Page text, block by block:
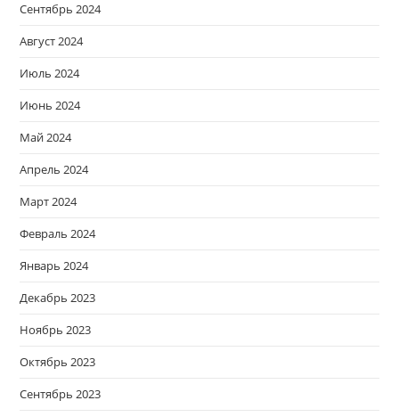
Сентябрь 2024
Август 2024
Июль 2024
Июнь 2024
Май 2024
Апрель 2024
Март 2024
Февраль 2024
Январь 2024
Декабрь 2023
Ноябрь 2023
Октябрь 2023
Сентябрь 2023